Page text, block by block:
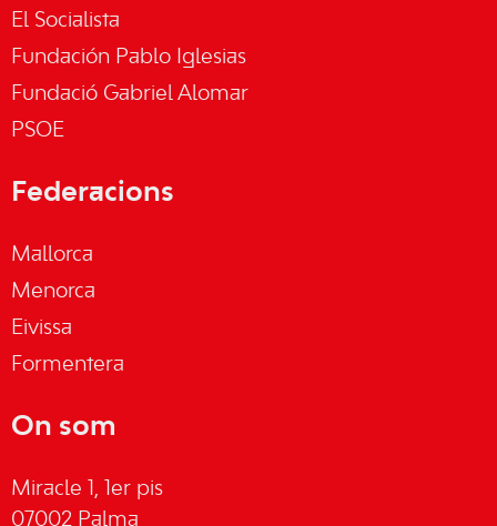
El Socialista
Fundación Pablo Iglesias
Fundació Gabriel Alomar
PSOE
Federacions
Mallorca
Menorca
Eivissa
Formentera
On som
Miracle 1, 1er pis
07002 Palma